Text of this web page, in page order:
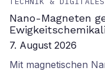
Nano-Magneten
7. August 2026
Mit magnetischen